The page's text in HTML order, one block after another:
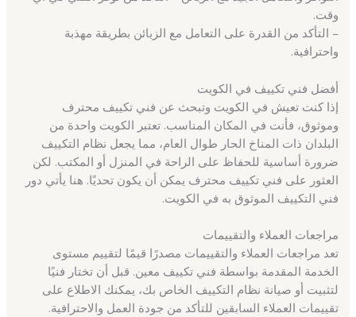
وقت.
– التأكد من القدرة على التعامل مع الزبائن بطريقة مهذبة
واحترافية.
أفضل فني تكييف في الكويت
إذا كنت تعيش في الكويت وتبحث عن فني تكييف محترف
وموثوق، فأنت في المكان المناسب. تعتبر الكويت واحدة من
البلدان ذات المناخ الحار طوال العام، مما يجعل نظام التكييف
ضرورة أساسية للحفاظ على الراحة في المنزل أو المكتب. لكن
العثور على فني تكييف محترف يمكن أن يكون تحديًا. هنا يأتي دور
فني التكييف الموثوق به في الكويت.
مراجعات العملاء والتقييمات
تعد مراجعات العملاء والتقييمات مصدرًا قيمًا لتقييم مستوى
الخدمة المقدمة بواسطة فني تكييف معين. قبل أن تختار فنيًا
لتثبيت أو صيانة نظام التكييف الخاص بك، يمكنك الاطلاع على
تقييمات العملاء السابقين للتأكد من جودة العمل والاحترافية.